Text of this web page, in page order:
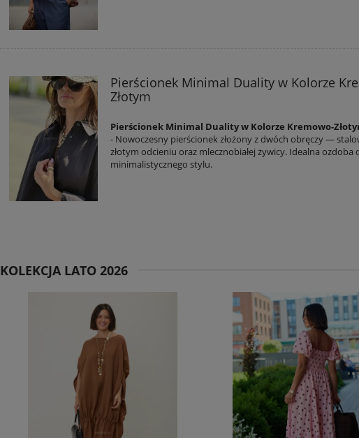
Pierścionek Minimal Duality w Kolorze
Złotym
Pierścionek Minimal Duality w Kolorze Kremowo-
- Nowoczesny pierścionek złożony z dwóch obręczy —
złotym odcieniu oraz mlecznobiałej żywicy. Idealna ozdoba
minimalistycznego stylu.
KOLEKCJA LATO 2026